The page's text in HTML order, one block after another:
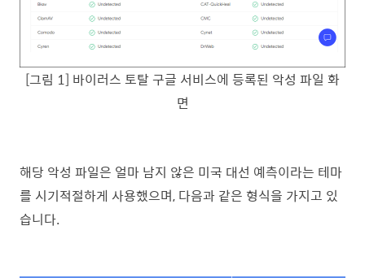
[그림 1] 바이러스 토탈 구글 서비스에 등록된 악성 파일 화
면
해당 악성 파일은 얼마 남지 않은 미국 대선 예측이라는 테마
를 시기적절하게 사용했으며, 다음과 같은 형식을 가지고 있
습니다.